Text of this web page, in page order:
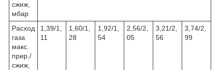
сжиж,
мбар
Расход
газа
макс.
прир./
сжиж,
1,39/1,
11
1,60/1,
28
1,92/1,
54
2,56/2,
05
3,21/2,
56
3,74/2,
99